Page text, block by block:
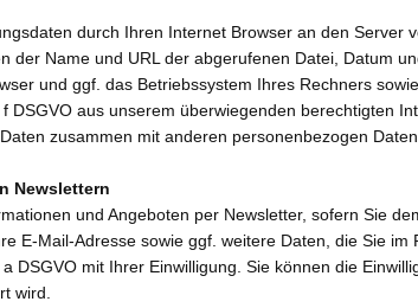
durch Ihren Internet Browser an den
der Name und URL der abgerufenen Datei, Datum
und ggf. das Betriebssystem Ihres Rechners
DSGVO aus unserem überwiegenden berechtigten
zusammen mit anderen personenbezogen
Newslettern
und Angeboten per Newsletter, sofern Sie
E-Mail-Adresse sowie ggf. weitere Daten, die Sie
DSGVO mit Ihrer Einwilligung. Sie können die
wird.